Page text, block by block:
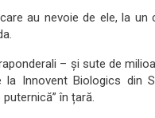
au nevoie de ele, la un
– și sute de
Innovent Biologics din
în țară.